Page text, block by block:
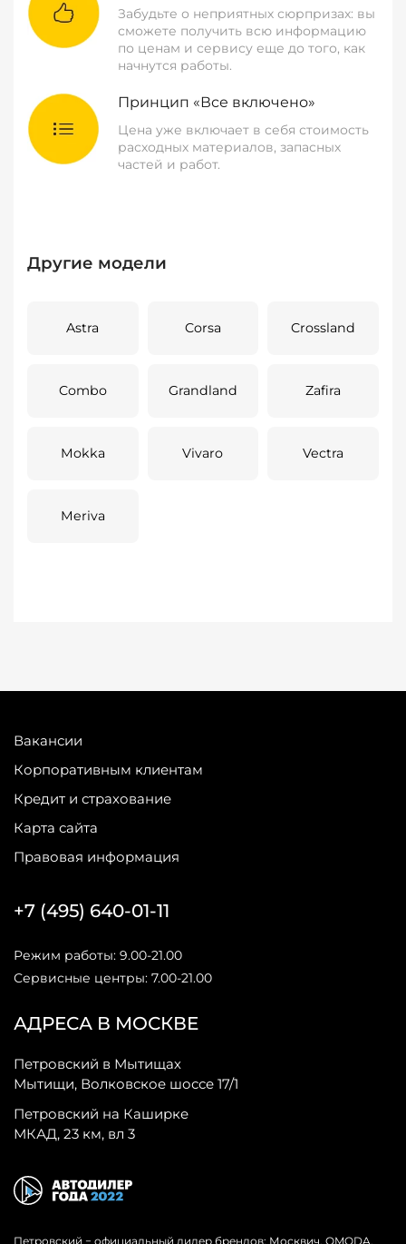
Забудьте о неприятных сюрпризах: вы
сможете получить всю информацию
по ценам и сервису еще до того, как
начнутся работы.
Принцип «Все включено»
Цена уже включает в себя стоимость
расходных материалов, запасных
частей и работ.
Другие модели
Astra Corsa Crossland
Combo Grandland Zafira
Mokka Vivaro Vectra
Meriva
Вакансии
Корпоративным клиентам
Кредит и страхование
Карта сайта
Правовая информация
АДРЕСА В МОСКВЕ
Петровский в Мытищах
Мытищи, Волковское шоссе 17/1
Петровский на Каширке
МКАД, 23 км, вл 3
+7 (495) 640-01-11
Режим работы: 9.00-21.00
Сервисные центры: 7.00-21.00
Петровский − официальный дилер брендов: Москвич, OMODA,